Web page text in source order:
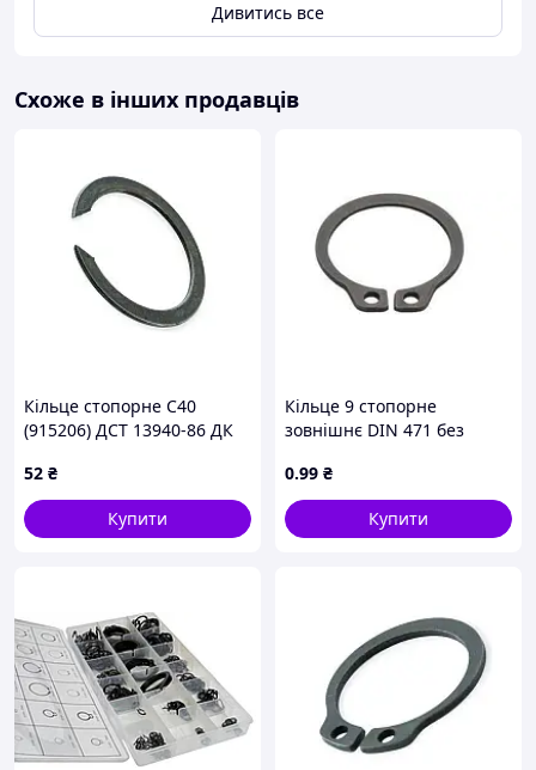
Дивитись все
Схоже в інших продавців
Кільце стопорне С40
(915206) ДСТ 13940-86 ДК
52 ₴
Купити
Кільце 9 стопорне
зовнішнє DIN 471 без
0.99 ₴
Купити